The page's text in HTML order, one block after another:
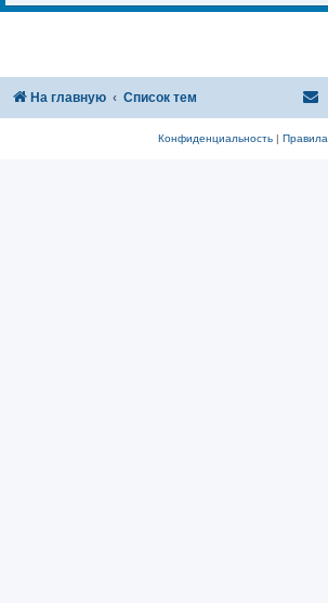
На главную Список тем
Конфиденциальность| Правила